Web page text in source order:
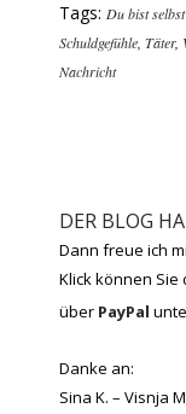
Tags: Du bist
Schuldgefühle Täter,
Nachricht
DER BLOG
Dann freue ich
Klick können Sie
über PayPal
Danke an:
Sina K. – Visnja